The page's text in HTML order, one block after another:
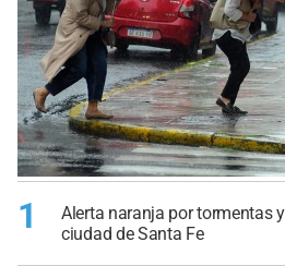
1
Alerta naranja por tormentas
ciudad de Santa Fe